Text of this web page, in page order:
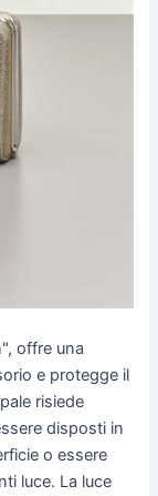
offre una
e protegge il
risiede
disposti in
o essere
luce. La luce